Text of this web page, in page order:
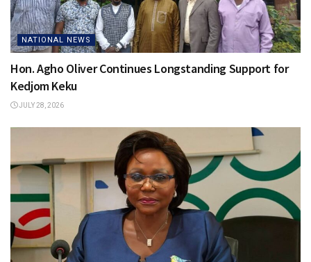
NATIONAL NEWS
Hon. Agho Oliver Continues Longstanding Support for
Kedjom Keku
JULY 28, 2026